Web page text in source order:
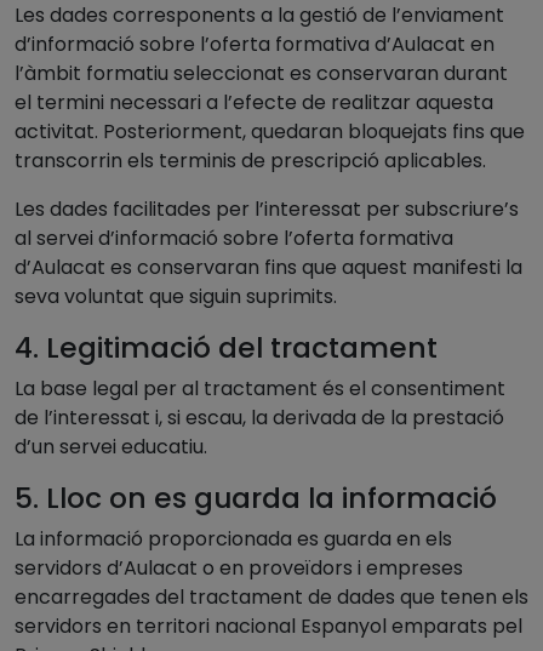
Les dades corresponents a la gestió de l’enviament
d’informació sobre l’oferta formativa d’Aulacat en
l’àmbit formatiu seleccionat es conservaran durant
el termini necessari a l’efecte de realitzar aquesta
activitat. Posteriorment, quedaran bloquejats fins que
transcorrin els terminis de prescripció aplicables.
Les dades facilitades per l’interessat per subscriure’s
al servei d’informació sobre l’oferta formativa
d’Aulacat es conservaran fins que aquest manifesti la
seva voluntat que siguin suprimits.
4. Legitimació del tractament
La base legal per al tractament és el consentiment
de l’interessat i, si escau, la derivada de la prestació
d’un servei educatiu.
5. Lloc on es guarda la informació
La informació proporcionada es guarda en els
servidors d’Aulacat o en proveïdors i empreses
encarregades del tractament de dades que tenen els
servidors en territori nacional Espanyol emparats pel